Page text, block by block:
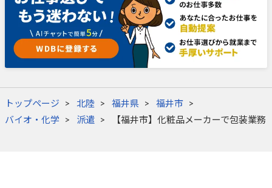
トップページ 北陸 福井県
福井市
バイオ・化学
派遣 【福井市】化粧品メーカーで包装業務